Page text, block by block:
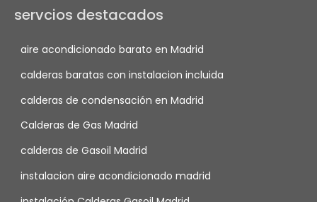
servcios destacados
aire acondicionado barato en Madrid
calderas baratas con instalacion incluida
calderas de condensación en Madrid
Calderas de Gas Madrid
calderas de Gasoil Madrid
instalacion aire acondicionado madrid